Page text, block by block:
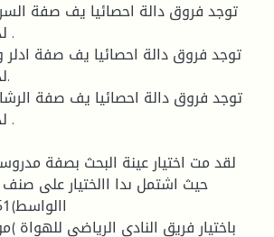
توجد فروق دالة احصائيا يف صفة
توجد فروق دالة احصائيا يف صفة ادلر
توجد فروق دالة احصائيا يف صفة
لقد مت اختيار عينة البحث بصفة
حيث اشتمل ىدا االختيار على
باختيار فريق النادي الرياضي للهواة